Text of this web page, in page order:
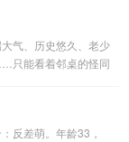
气、历史悠久、老少
只能看着邻桌的怪同
反差萌。年龄33，